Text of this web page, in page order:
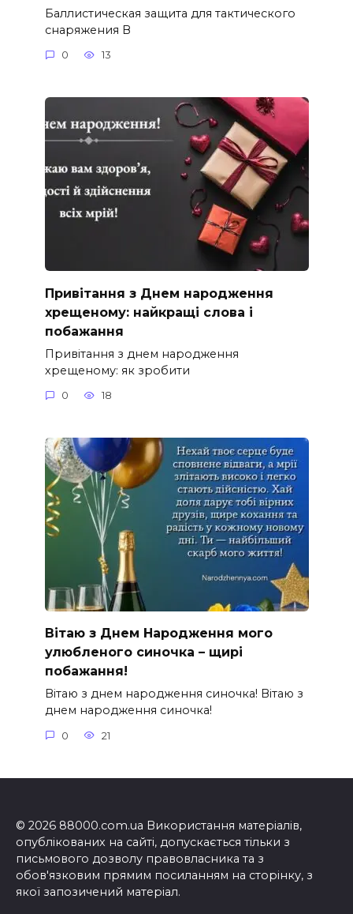
Баллистическая защита для тактического
снаряжения В
0 13
Привітання з Днем народження
хрещеному: найкращі слова і
побажання
Привітання з днем народження
хрещеному: як зробити
0 18
Вітаю з Днем Народження мого
улюбленого синочка – щирі
побажання!
Вітаю з днем народження синочка! Вітаю з
днем народження синочка!
0 21
© 2026 88000.com.ua Використання матеріалів,
опублікованих на сайті, допускається тільки з
письмового дозволу правовласника та з
обов'язковим прямим посиланням на сторінку, з
якої запозичений матеріал.